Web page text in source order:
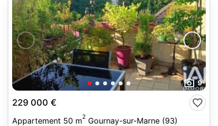
9
229 000 €
Appartement 50 m2 Gournay-sur-Marne (93)